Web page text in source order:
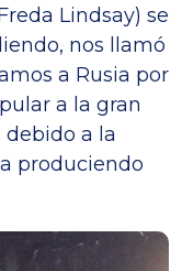
Lindsay) se
nos llamó
a Rusia por
a la gran
a la
produciendo